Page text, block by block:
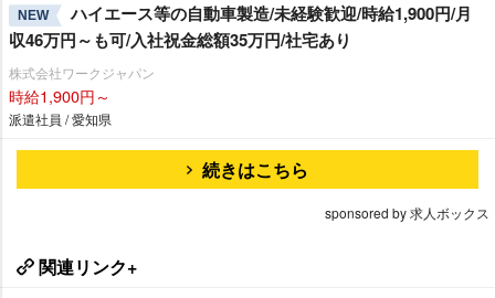
NEW
ハイエース等の自動車製造/未経験歓迎/時給1,900円/月
収46万円～も可/入社祝金総額35万円/社宅あり
株式会社ワークジャパン
時給1,900円～
派遣社員 / 愛知県
続きはこちら
sponsored by 求人ボックス
関連リンク+